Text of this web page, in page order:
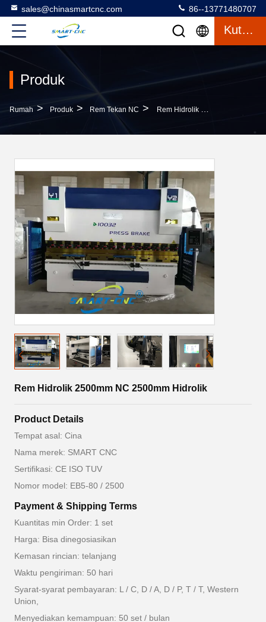
sales@chinasmartcnc.com 86--13771480707
Kutipan
Produk
Rumah > Produk > Rem Tekan NC > Rem Hidrolik 2500mm NC 2500mm Hidrolik
Rem Hidrolik 2500mm NC 2500mm Hidrolik
Product Details
Tempat asal: Cina
Nama merek: SMART CNC
Sertifikasi: CE ISO TUV
Nomor model: EB5-80 / 2500
Payment & Shipping Terms
Kuantitas min Order: 1 set
Harga: Bisa dinegosiasikan
Kemasan rincian: telanjang
Waktu pengiriman: 50 hari
Syarat-syarat pembayaran: L / C, D / A, D / P, T / T, Western
Union,
Menyediakan kemampuan: 50 set / bulan